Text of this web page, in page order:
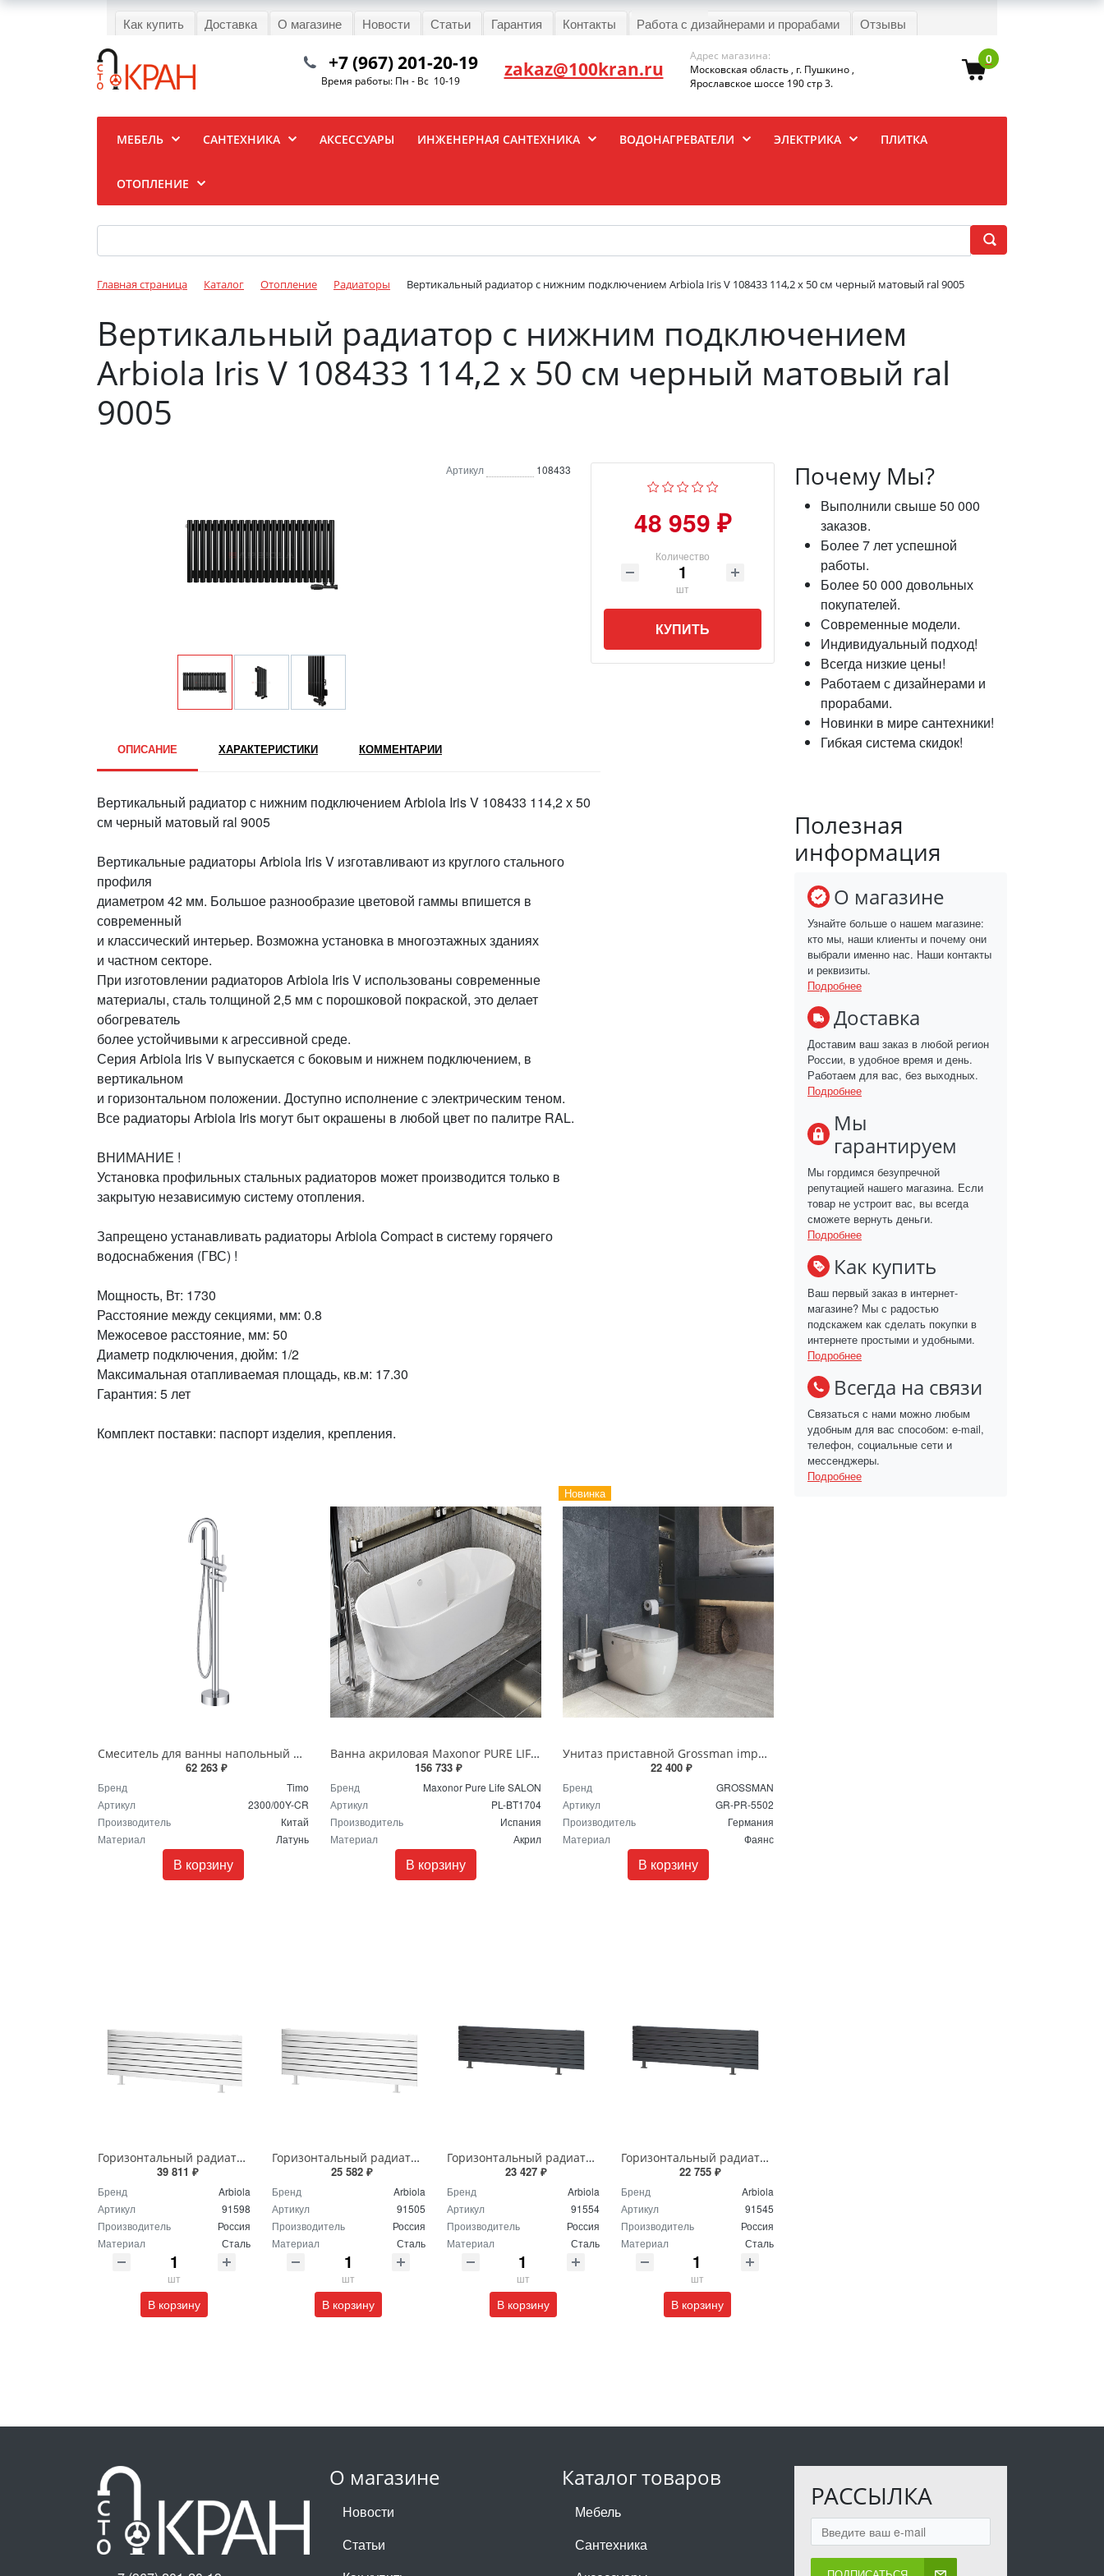
Как купить Доставка О магазине Новости Статьи Гарантия Контакты Работа с дизайнерами и прорабами Отзывы
0
+7 (967) 201-20-19
Время работы: Пн - Вс 10-19 zakaz@100kran.ru
Адрес магазина:
Московская область , г. Пушкино ,
Ярославское шоссе 190 стр 3.
МЕБЕЛЬ САНТЕХНИКА АКСЕССУАРЫ ИНЖЕНЕРНАЯ САНТЕХНИКА ВОДОНАГРЕВАТЕЛИ ЭЛЕКТРИКА ПЛИТКА
ОТОПЛЕНИЕ
Главная страница Каталог Отопление Радиаторы Вертикальный радиатор с нижним подключением Arbiola Iris V 108433 114,2 х 50 см черный матовый ral 9005
Вертикальный радиатор с нижним подключением
Arbiola Iris V 108433 114,2 х 50 см черный матовый ral
9005
Артикул 108433
48 959 ₽
Количество
шт
КУПИТЬ
ОПИСАНИЕ ХАРАКТЕРИСТИКИ КОММЕНТАРИИ
Вертикальный радиатор с нижним подключением Arbiola Iris V 108433 114,2 х 50
см черный матовый ral 9005
Вертикальные радиаторы Arbiola Iris V изготавливают из круглого стального
профиля
диаметром 42 мм. Большое разнообразие цветовой гаммы впишется в
современный
и классический интерьер. Возможна установка в многоэтажных зданиях
и частном секторе.
При изготовлении радиаторов Arbiola Iris V использованы современные
материалы, сталь толщиной 2,5 мм с порошковой покраской, это делает
обогреватель
более устойчивыми к агрессивной среде.
Серия Arbiola Iris V выпускается с боковым и нижнем подключением, в
вертикальном
и горизонтальном положении. Доступно исполнение с электрическим теном.
Все радиаторы Arbiola Iris могут быт окрашены в любой цвет по палитре RAL.
ВНИМАНИЕ !
Установка профильных стальных радиаторов может производится только в
закрытую независимую систему отопления.
Запрещено устанавливать радиаторы Arbiola Compact в систему горячего
водоснабжения (ГВС) !
Мощность, Вт: 1730
Расстояние между секциями, мм: 0.8
Межосевое расстояние, мм: 50
Диаметр подключения, дюйм: 1/2
Максимальная отапливаемая площадь, кв.м: 17.30
Гарантия: 5 лет
Комплект поставки: паспорт изделия, крепления.
Смеситель для ванны напольный TIMO Saona 2300/00Y-CR хром
62 263 ₽
Бренд
Timo
Артикул
2300/00Y-CR
Производитель
Китай
Материал
Латунь
В корзину
Ванна акриловая Maxonor PURE LIFE SALON 170 х 75 см PL-BT1704 белая
156 733 ₽
Бренд
Maxonor Pure Life SALON
Артикул
PL-BT1704
Производитель
Испания
Материал
Акрил
В корзину
Новинка
Унитаз приставной Grossman impuls GR-PR-5502 безободковый белый
22 400 ₽
Бренд
GROSSMAN
Артикул
GR-PR-5502
Производитель
Германия
Материал
Фаянс
В корзину
Горизонтальный радиатор с боковым подключением напольный Arbiola Gorizont Liner HZ 91598 250 х 28 см белый
39 811 ₽
Бренд
Arbiola
Артикул
91598
Производитель
Россия
Материал
Сталь
шт
В корзину
Горизонтальный радиатор с боковым подключением напольный Arbiola Gorizont Liner HZ 91505 50 х 48 см белый
25 582 ₽
Бренд
Arbiola
Артикул
91505
Производитель
Россия
Материал
Сталь
шт
В корзину
Горизонтальный радиатор с боковым подключением напольный Arbiola Gorizont Liner HZ 91554 150 х 28 см черный
23 427 ₽
Бренд
Arbiola
Артикул
91554
Производитель
Россия
Материал
Сталь
шт
В корзину
Горизонтальный радиатор с боковым подключением напольный Arbiola Gorizont Liner HZ 91545 125 х 28 см черный
22 755 ₽
Бренд
Arbiola
Артикул
91545
Производитель
Россия
Материал
Сталь
шт
В корзину
Почему Мы?
Выполнили свыше 50 000
заказов.
Более 7 лет успешной
работы.
Более 50 000 довольных
покупателей.
Современные модели.
Индивидуальный подход!
Всегда низкие цены!
Работаем с дизайнерами и
прорабами.
Новинки в мире сантехники!
Гибкая система скидок!
Полезная
информация
О магазине
Узнайте больше о нашем магазине:
кто мы, наши клиенты и почему они
выбрали именно нас. Наши контакты
и реквизиты.
Подробнее
Доставка
Доставим ваш заказ в любой регион
России, в удобное время и день.
Работаем для вас, без выходных.
Подробнее
Мы
гарантируем
Мы гордимся безупречной
репутацией нашего магазина. Если
товар не устроит вас, вы всегда
сможете вернуть деньги.
Подробнее
Как купить
Ваш первый заказ в интернет-
магазине? Мы с радостью
подскажем как сделать покупки в
интернете простыми и удобными.
Подробнее
Всегда на связи
Связаться с нами можно любым
удобным для вас способом: e-mail,
телефон, социальные сети и
мессенджеры.
Подробнее
О магазине
Новости
Статьи
Каталог товаров
Мебель
Сантехника
РАССЫЛКА